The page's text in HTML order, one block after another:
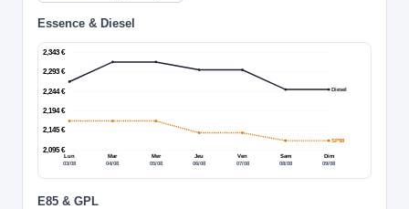
Essence & Diesel
2,095 €
2,145 €
2,194 €
2,244 €
2,293 €
2,343 €
Lun
03/08
Mar
04/08
Mer
05/08
Jeu
06/08
Ven
07/08
Sam
08/08
Dim
09/08
Diesel
SP98
E85 & GPL